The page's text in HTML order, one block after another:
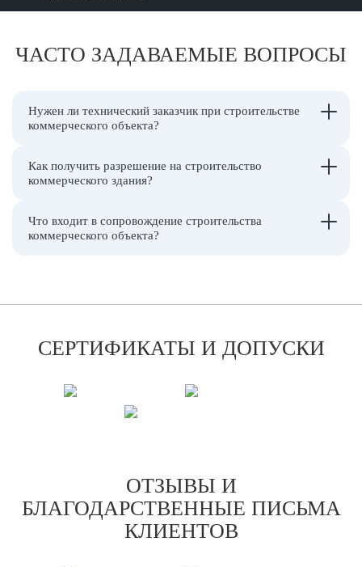
ЧАСТО ЗАДАВАЕМЫЕ ВОПРОСЫ
Нужен ли технический заказчик при строительстве
коммерческого объекта?
Как получить разрешение на строительство
коммерческого здания?
Что входит в сопровождение строительства
коммерческого объекта?
СЕРТИФИКАТЫ И ДОПУСКИ
ОТЗЫВЫ И
БЛАГОДАРСТВЕННЫЕ ПИСЬМА
КЛИЕНТОВ